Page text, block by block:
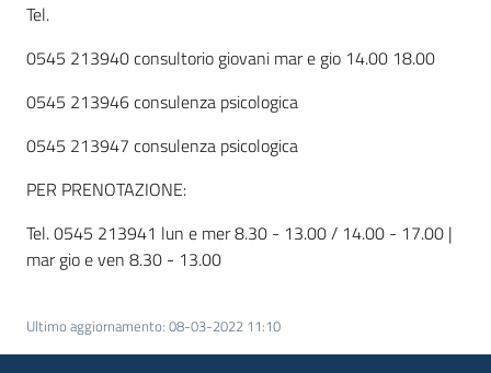
Tel.
0545 213940 consultorio giovani mar e gio 14.00 18.00
0545 213946 consulenza psicologica
0545 213947 consulenza psicologica
PER PRENOTAZIONE:
Tel. 0545 213941 lun e mer 8.30 - 13.00 / 14.00 - 17.00 |
mar gio e ven 8.30 - 13.00
Ultimo aggiornamento: 08-03-2022 11:10